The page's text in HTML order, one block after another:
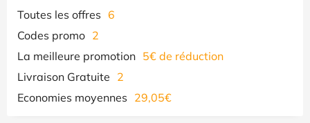
Toutes les offres 6
Codes promo 2
La meilleure promotion 5€ de réduction
Livraison Gratuite 2
Economies moyennes 29,05€